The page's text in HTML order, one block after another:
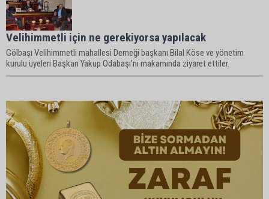
Velihimmetli için ne gerekiyorsa yapılacak
Gölbaşı Velihimmetli mahallesi Derneği başkanı Bilal Köse ve yönetim
kurulu üyeleri Başkan Yakup Odabaşı’nı makamında ziyaret ettiler.